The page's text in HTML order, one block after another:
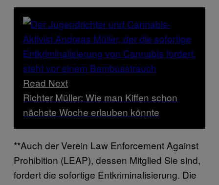
Read Next
Richter Müller: Wie man Kiffen schon
nächste Woche erlauben könnte
**Auch der Verein Law Enforcement Against
Prohibition (LEAP), dessen Mitglied Sie sind,
fordert die sofortige Entkriminalisierung. Die